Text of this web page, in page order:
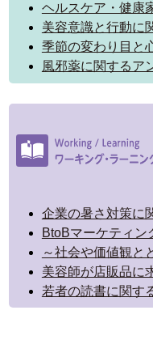
ヘルスケア・健康
美容意識と行動に
季節の変わり目と
風邪薬に関するア
企業の暑さ対策に
BtoBマーケティン
～社会や価値観と
美容師が店販品に
若者の読書に関す